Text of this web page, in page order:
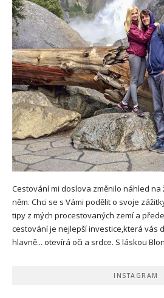
Cestování mi doslova změnilo náhled
něm. Chci se s Vámi podělit o svoje
tipy z mých procestovaných zemí a
cestování je nejlepší investice,která vás
hlavně... otevírá oči a srdce. S láskou
INSTAGRAM